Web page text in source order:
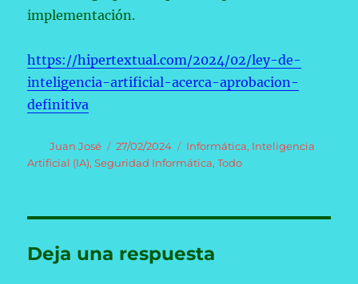
implementación.
https://hipertextual.com/2024/02/ley-de-
inteligencia-artificial-acerca-aprobacion-
definitiva
Autor
Juan José
Publicado
el
27/02/2024 Categorías
Informática, Inteligencia
Artificial (IA),Seguridad Informática,Todo
Deja una respuesta